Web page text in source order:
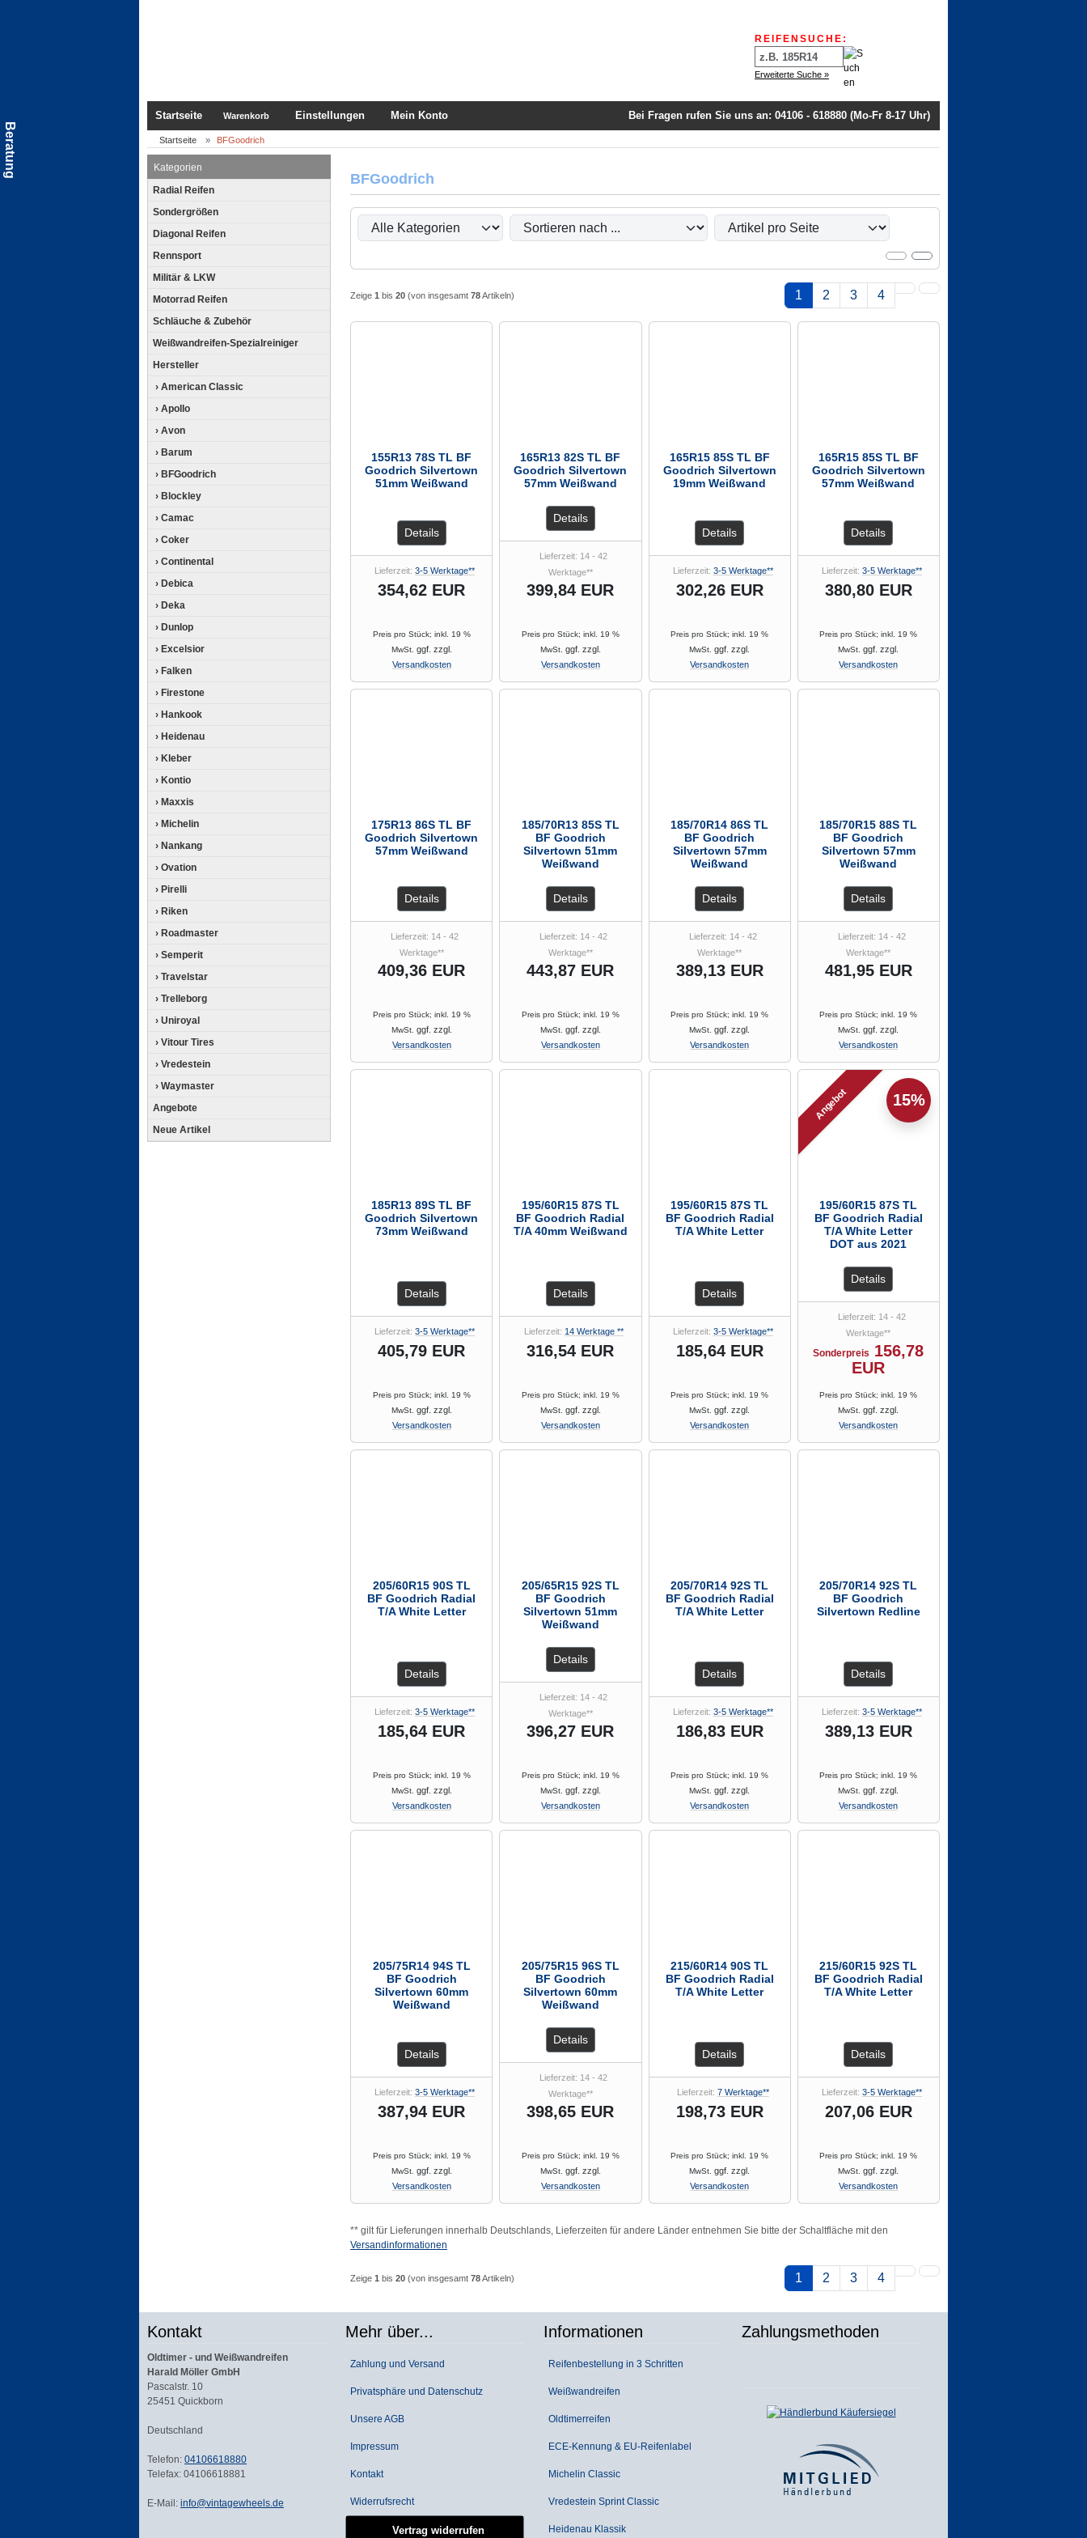
REIFENSUCHE:
Erweiterte Suche »
Startseite Warenkorb Einstellungen Mein Konto Bei Fragen rufen Sie uns an: 04106 - 618880 (Mo-Fr 8-17 Uhr)
Startseite BFGoodrich
Kategorien
Radial Reifen
Sondergrößen
Diagonal Reifen
Rennsport
Militär & LKW
Motorrad Reifen
Schläuche & Zubehör
Weißwandreifen-Spezialreiniger
Hersteller
› American Classic
› Apollo
› Avon
› Barum
› BFGoodrich
› Blockley
› Camac
› Coker
› Continental
› Debica
› Deka
› Dunlop
› Excelsior
› Falken
› Firestone
› Hankook
› Heidenau
› Kleber
› Kontio
› Maxxis
› Michelin
› Nankang
› Ovation
› Pirelli
› Riken
› Roadmaster
› Semperit
› Travelstar
› Trelleborg
› Uniroyal
› Vitour Tires
› Vredestein
› Waymaster
Angebote
Neue Artikel
BFGoodrich
Hier können Sie die nachfolgenden Artikel umsortieren und zwischen einer Box- oder Listenansicht wählen.
Zeige 1 bis 20 (von insgesamt 78Artikeln) 1 2 3 4
155R13 78S TL BF
Goodrich Silvertown
51mm Weißwand
Details
Lieferzeit:3-5 Werktage**
354,62 EUR
Preis pro Stück; inkl. 19 %
MwSt. ggf. zzgl.
Versandkosten
165R13 82S TL BF
Goodrich Silvertown
57mm Weißwand
Details
Lieferzeit: 14 - 42
Werktage**
399,84 EUR
Preis pro Stück; inkl. 19 %
MwSt. ggf. zzgl.
Versandkosten
165R15 85S TL BF
Goodrich Silvertown
19mm Weißwand
Details
Lieferzeit: 3-5 Werktage**
302,26 EUR
Preis pro Stück; inkl. 19 %
MwSt. ggf. zzgl.
Versandkosten
165R15 85S TL BF
Goodrich Silvertown
57mm Weißwand
Details
Lieferzeit: 3-5 Werktage**
380,80 EUR
Preis pro Stück; inkl. 19 %
MwSt. ggf. zzgl.
Versandkosten
175R13 86S TL BF
Goodrich Silvertown
57mm Weißwand
Details
Lieferzeit: 14 - 42
Werktage**
409,36 EUR
Preis pro Stück; inkl. 19 %
MwSt. ggf. zzgl.
Versandkosten
185/70R13 85S TL
BF Goodrich
Silvertown 51mm
Weißwand
Details
Lieferzeit: 14 - 42
Werktage**
443,87 EUR
Preis pro Stück; inkl. 19 %
MwSt. ggf. zzgl.
Versandkosten
185/70R14 86S TL
BF Goodrich
Silvertown 57mm
Weißwand
Details
Lieferzeit: 14 - 42
Werktage**
389,13 EUR
Preis pro Stück; inkl. 19 %
MwSt. ggf. zzgl.
Versandkosten
185/70R15 88S TL
BF Goodrich
Silvertown 57mm
Weißwand
Details
Lieferzeit: 14 - 42
Werktage**
481,95 EUR
Preis pro Stück; inkl. 19 %
MwSt. ggf. zzgl.
Versandkosten
185R13 89S TL BF
Goodrich Silvertown
73mm Weißwand
Details
Lieferzeit:3-5 Werktage**
405,79 EUR
Preis pro Stück; inkl. 19 %
MwSt. ggf. zzgl.
Versandkosten
195/60R15 87S TL
BF Goodrich Radial
T/A 40mm Weißwand
Details
Lieferzeit: 14 Werktage **
316,54 EUR
Preis pro Stück; inkl. 19 %
MwSt. ggf. zzgl.
Versandkosten
195/60R15 87S TL
BF Goodrich Radial
T/A White Letter
Details
Lieferzeit: 3-5 Werktage**
185,64 EUR
Preis pro Stück; inkl. 19 %
MwSt. ggf. zzgl.
Versandkosten
Angebot
195/60R15 87S TL
BF Goodrich Radial
T/A White Letter
DOT aus 2021
Details
Lieferzeit: 14 - 42
Werktage**
Sonderpreis 156,78
EUR
15%
Preis pro Stück; inkl. 19 %
MwSt. ggf. zzgl.
Versandkosten
205/60R15 90S TL
BF Goodrich Radial
T/A White Letter
Details
Lieferzeit:3-5 Werktage**
185,64 EUR
Preis pro Stück; inkl. 19 %
MwSt. ggf. zzgl.
Versandkosten
205/65R15 92S TL
BF Goodrich
Silvertown 51mm
Weißwand
Details
Lieferzeit: 14 - 42
Werktage**
396,27 EUR
Preis pro Stück; inkl. 19 %
MwSt. ggf. zzgl.
Versandkosten
205/70R14 92S TL
BF Goodrich Radial
T/A White Letter
Details
Lieferzeit: 3-5 Werktage**
186,83 EUR
Preis pro Stück; inkl. 19 %
MwSt. ggf. zzgl.
Versandkosten
205/70R14 92S TL
BF Goodrich
Silvertown Redline
Details
Lieferzeit: 3-5 Werktage**
389,13 EUR
Preis pro Stück; inkl. 19 %
MwSt. ggf. zzgl.
Versandkosten
205/75R14 94S TL
BF Goodrich
Silvertown 60mm
Weißwand
Details
Lieferzeit:3-5 Werktage**
387,94 EUR
Preis pro Stück; inkl. 19 %
MwSt. ggf. zzgl.
Versandkosten
205/75R15 96S TL
BF Goodrich
Silvertown 60mm
Weißwand
Details
Lieferzeit: 14 - 42
Werktage**
398,65 EUR
Preis pro Stück; inkl. 19 %
MwSt. ggf. zzgl.
Versandkosten
215/60R14 90S TL
BF Goodrich Radial
T/A White Letter
Details
Lieferzeit: 7 Werktage**
198,73 EUR
Preis pro Stück; inkl. 19 %
MwSt. ggf. zzgl.
Versandkosten
215/60R15 92S TL
BF Goodrich Radial
T/A White Letter
Details
Lieferzeit: 3-5 Werktage**
207,06 EUR
Preis pro Stück; inkl. 19 %
MwSt. ggf. zzgl.
Versandkosten
** gilt für Lieferungen innerhalb Deutschlands, Lieferzeiten für andere Länder entnehmen Sie bitte der Schaltfläche mit den
Versandinformationen
Zeige 1 bis 20 (von insgesamt 78Artikeln) 1 2 3 4
Kontakt
Oldtimer - und Weißwandreifen
Harald Möller GmbH
Pascalstr. 10
25451 Quickborn
Deutschland
Telefon: 04106618880
Telefax: 04106618881
E-Mail: info@vintagewheels.de
Mehr über...
Zahlung und Versand
Privatsphäre und Datenschutz
Unsere AGB
Impressum
Kontakt
Widerrufsrecht
Vertrag widerrufen
Informationen
Reifenbestellung in 3 Schritten
Weißwandreifen
Oldtimerreifen
ECE-Kennung & EU-Reifenlabel
Michelin Classic
Vredestein Sprint Classic
Heidenau Klassik
Zahlungsmethoden
Beratung